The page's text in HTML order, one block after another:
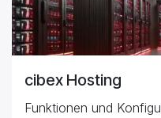
cibex Hosting
Funktionen und